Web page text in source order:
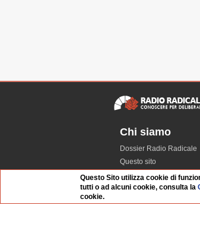
Chi siamo
Dossier Radio Radicale
Questo sito
L'Archivio
Redazione
Questo Sito utilizza cookie di
tutti o ad alcuni cookie, consulta la
cookie.